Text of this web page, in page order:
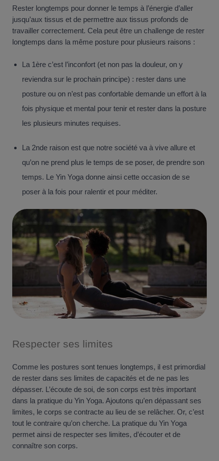
Rester longtemps pour donner le temps à l’énergie d’aller
jusqu’aux tissus et de permettre aux tissus profonds de
travailler correctement. Cela peut être un challenge de rester
longtemps dans la même posture pour plusieurs raisons :
La 1ère c’est l’inconfort (et non pas la douleur, on y
reviendra sur le prochain principe) : rester dans une
posture ou on n’est pas confortable demande un effort à la
fois physique et mental pour tenir et rester dans la posture
les plusieurs minutes requises.
La 2nde raison est que notre société va à vive allure et
qu’on ne prend plus le temps de se poser, de prendre son
temps. Le Yin Yoga donne ainsi cette occasion de se
poser à la fois pour ralentir et pour méditer.
Respecter ses limites
Comme les postures sont tenues longtemps, il est primordial
de rester dans ses limites de capacités et de ne pas les
dépasser. L’écoute de soi, de son corps est très important
dans la pratique du Yin Yoga. Ajoutons qu’en dépassant ses
limites, le corps se contracte au lieu de se relâcher. Or, c’est
tout le contraire qu’on cherche. La pratique du Yin Yoga
permet ainsi de respecter ses limites, d’écouter et de
connaître son corps.